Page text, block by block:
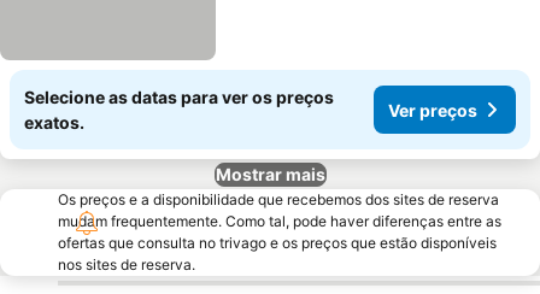
Selecione as datas para ver os preços
exatos.
Ver preços
Mostrar mais
Os preços e a disponibilidade que recebemos dos sites de reserva
mudam frequentemente. Como tal, pode haver diferenças entre as
ofertas que consulta no trivago e os preços que estão disponíveis
nos sites de reserva.